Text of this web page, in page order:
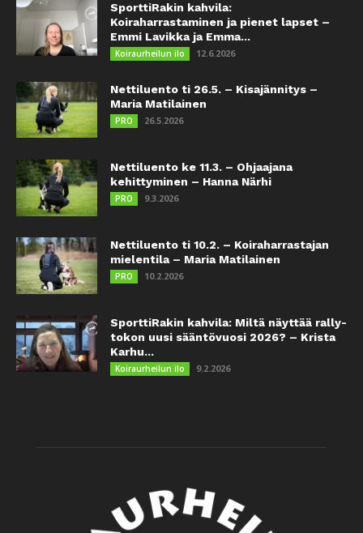
SporttiRakin kahvila:
Koiraharrastaminen ja pienet lapset –
Emmi Lavikka ja Emma...
Koiraurheilun ilo 12.6.2026
Nettiluento ti 26.5. – Kisajännitys –
Maria Matilainen
PRO 26.5.2026
Nettiluento ke 11.3. – Ohjaajana
kehittyminen – Hanna Närhi
PRO 9.3.2026
Nettiluento ti 10.2. – Koiraharrastajan
mielentila – Maria Matilainen
PRO 10.2.2026
SporttiRakin kahvila: Miltä näyttää rally-
tokon uusi sääntövuosi 2026? – Krista
Karhu...
Koiraurheilun ilo 9.2.2026